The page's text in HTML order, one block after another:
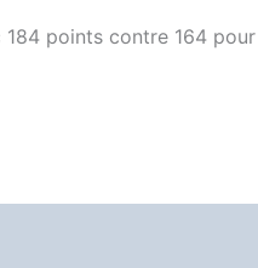
points contre 164